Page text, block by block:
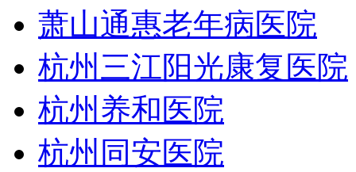
萧山通惠老年病医院
杭州三江阳光康复医院
杭州养和医院
杭州同安医院